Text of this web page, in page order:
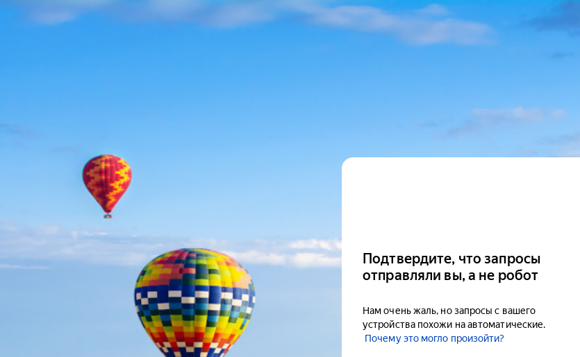
Подтвердите, что запросы
отправляли вы, а не робот
Нам очень жаль, но запросы с вашего
устройства похожи на автоматические.
Почему это могло произойти?